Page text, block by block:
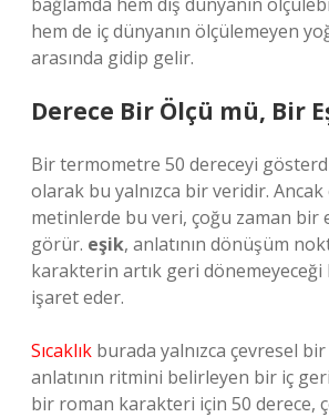
hem de iç dünyanın ölçülemeyen
arasında gidip gelir.
Derece Bir Ölçü mü, Bir
Bir termometre 50 dereceyi
olarak bu yalnızca bir veridir. Ancak
metinlerde bu veri, çoğu zaman bir
görür. eşik, anlatının dönüşüm
karakterin artık geri dönemeyeceği
işaret eder.
Sıcaklık burada yalnızca çevresel
anlatının ritmini belirleyen bir iç
bir roman karakteri için 50 derece,